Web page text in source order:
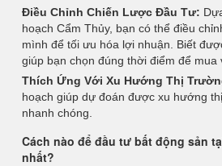
Điều Chỉnh Chiến Lược Đầu Tư:
hoạch Cẩm Thủy, bạn có thể điều
mình để tối ưu hóa lợi nhuận. Biết
giúp bạn chọn đúng thời điểm để mua
Thích Ứng Với Xu Hướng Thị
hoạch giúp dự đoán được xu hướng
nhanh chóng.
Cách nào để đầu tư bất động sản
nhất?